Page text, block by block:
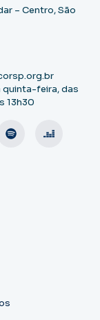
– Centro, São
quinta-feira, das
13h30